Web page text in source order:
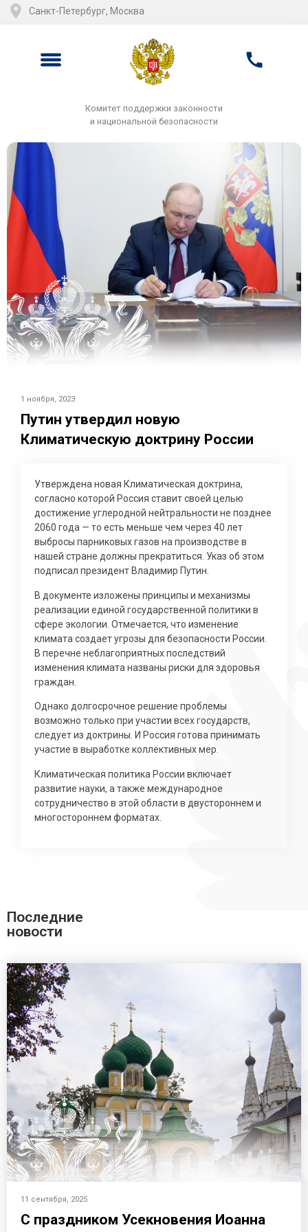
Санкт-Петербург, Москва
Комитет поддержки законности
и национальной безопасности
1 ноября, 2023
Путин утвердил новую
Климатическую доктрину России
Утверждена новая Климатическая доктрина,
согласно которой Россия ставит своей целью
достижение углеродной нейтральности не позднее
2060 года — то есть меньше чем через 40 лет
выбросы парниковых газов на производстве в
нашей стране должны прекратиться. Указ об этом
подписал президент Владимир Путин.
В документе изложены принципы и механизмы
реализации единой государственной политики в
сфере экологии. Отмечается, что изменение
климата создает угрозы для безопасности России.
В перечне неблагоприятных последствий
изменения климата названы риски для здоровья
граждан.
Однако долгосрочное решение проблемы
возможно только при участии всех государств,
следует из доктрины. И Россия готова принимать
участие в выработке коллективных мер.
Климатическая политика России включает
развитие науки, а также международное
сотрудничество в этой области в двустороннем и
многостороннем форматах.
Последние
новости
11 сентября, 2025
С праздником Усекновения Иоанна